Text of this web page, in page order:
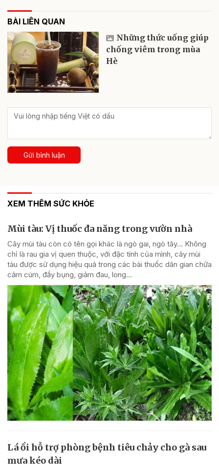
BÀI LIÊN QUAN
Những thức uống giúp
chống viêm trong mùa
Hè
Gửi bình luận
XEM THÊM SỨC KHỎE
Mùi tàu: Vị thuốc đa năng trong vườn nhà
Cây mùi tàu còn có tên gọi khác là ngò gai, ngò tây… Không
chỉ là rau gia vị quen thuộc, với đặc tính của mình, cây mùi
tàu được sử dụng hiệu quả trong các bài thuốc dân gian chữa
cảm cúm, đầy bụng, giảm đau, long...
Lá ổi hỗ trợ phòng bệnh tiêu chảy cho gà sau
mưa kéo dài